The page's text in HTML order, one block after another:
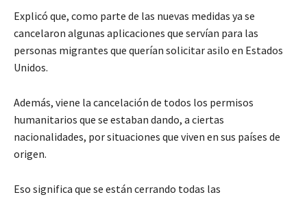
Explicó que, como parte de las nuevas medidas ya se
cancelaron algunas aplicaciones que servían para las
personas migrantes que querían solicitar asilo en Estados
Unidos.
Además, viene la cancelación de todos los permisos
humanitarios que se estaban dando, a ciertas
nacionalidades, por situaciones que viven en sus países de
origen.
Eso significa que se están cerrando todas las